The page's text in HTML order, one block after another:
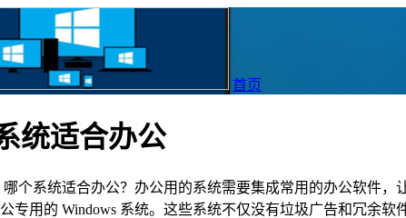
首页
统适合办公
系统适合办公？办公用的系统需要集成常用的办公软件，
专用的 Windows 系统。这些系统不仅没有垃圾广告和冗余